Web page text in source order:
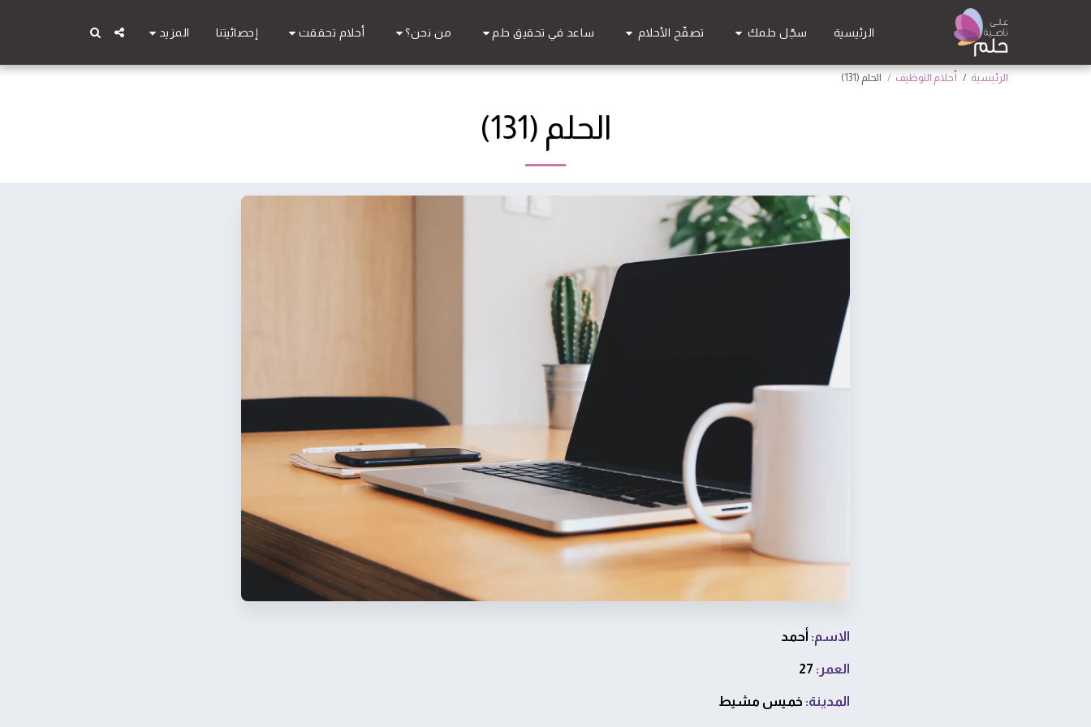
الرئيسية سجّل حلمك تصفّح الأحلام ساعد في تحقيق حلم من نحن؟ أحلام تحققت إحصائيتنا المزيد
الرئيسية أحلام التوظيف الحلم (131)
الحلم (131)
الاسم: أحمد
العمر:
المدينة: خميس مشيط